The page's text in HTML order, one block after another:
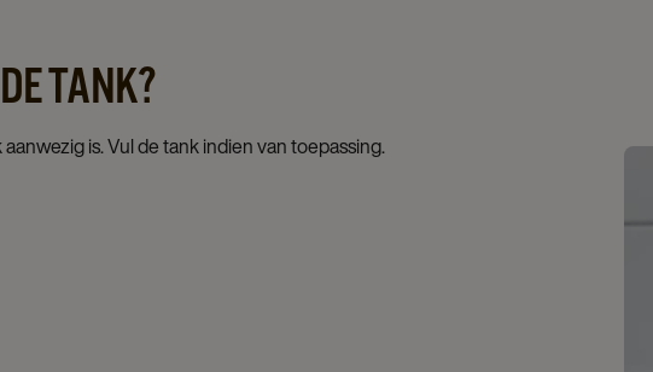
TANK?
is. Vul de tank indien van toepassing.